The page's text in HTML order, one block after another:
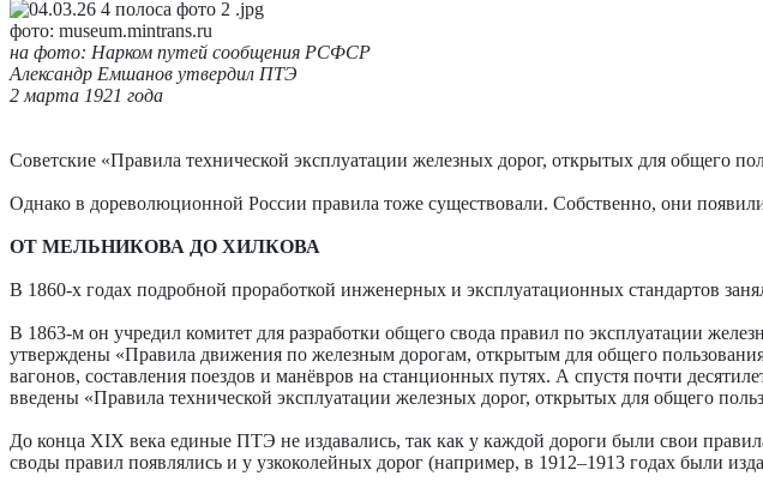
фото: museum.mintrans.ru
на фото: Нарком путей сообщения РСФСР
Александр Емшанов утвердил ПТЭ
2 марта 1921 года
Советские «Правила технической эксплуатации железных дорог, открытых для общего
Однако в дореволюционной России правила тоже существовали. Собственно, они
ОТ МЕЛЬНИКОВА ДО ХИЛКОВА
В 1860-х годах подробной проработкой инженерных и эксплуатационных стандартов
В 1863-м он учредил комитет для разработки общего свода правил по эксплуатации
утверждены «Правила движения по железным дорогам, открытым для общего
вагонов, составления поездов и манёвров на станционных путях. А спустя почти
введены «Правила технической эксплуатации железных дорог, открытых для общего
До конца XIX века единые ПТЭ не издавались, так как у каждой дороги были свои
своды правил появлялись и у узко­колейных дорог (например, в 1912–1913 годах были